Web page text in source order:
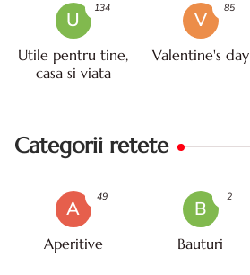
U
Utile pentru tine,
casa si viata
134
V
Valentine's day
85
Categorii retete
A
Aperitive
49
B
Bauturi
2